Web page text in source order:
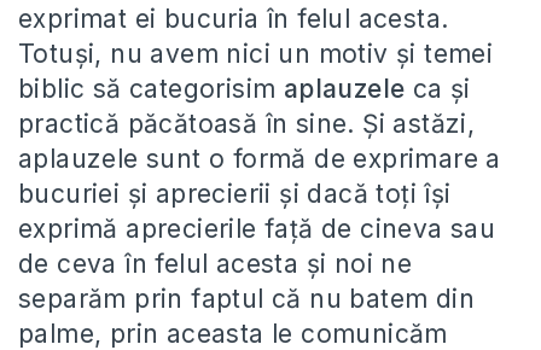
exprimat ei bucuria în felul acesta.
Totuşi, nu avem nici un motiv şi temei
biblic să categorisim aplauzele ca şi
practică păcătoasă în sine. Şi astăzi,
aplauzele sunt o formă de exprimare a
bucuriei şi aprecierii şi dacă toţi îşi
exprimă aprecierile faţă de cineva sau
de ceva în felul acesta şi noi ne
separăm prin faptul că nu batem din
palme, prin aceasta le comunicăm